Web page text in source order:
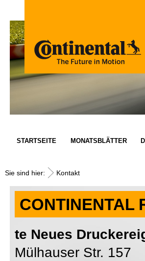
STARTSEITE MONATSBLÄTTER
Sie sind hier: Kontakt
CONTINENTAL
te Neues
Mülhauser Str. 157